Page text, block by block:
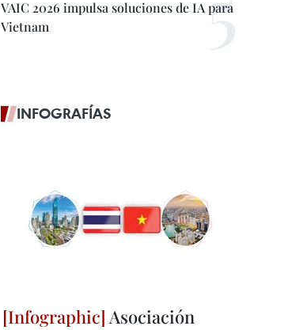
VAIC 2026 impulsa soluciones de IA para
Vietnam
INFOGRAFÍAS
Asociación